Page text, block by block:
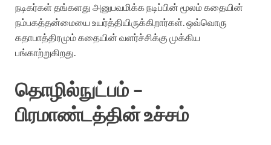
நடிகர்கள் தங்களது அனுபவமிக்க நடிப்பின் மூலம் கதையின்
நம்பகத்தன்மையை உயர்த்தியிருக்கிறார்கள். ஒவ்வொரு
கதாபாத்திரமும் கதையின் வளர்ச்சிக்கு முக்கிய
பங்காற்றுகிறது.
தொழில்நுட்பம் –
பிரமாண்டத்தின் உச்சம்